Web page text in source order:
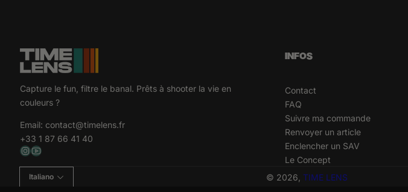
Capture le fun, filtre le banal. Prêts à shooter la vie en
couleurs ?
Email: contact@timelens.fr
+33 1 87 66 41 40
INFOS
Contact
FAQ
Suivre ma commande
Renvoyer un article
Enclencher un SAV
Le Concept
Italiano © 2026, TIME LENS